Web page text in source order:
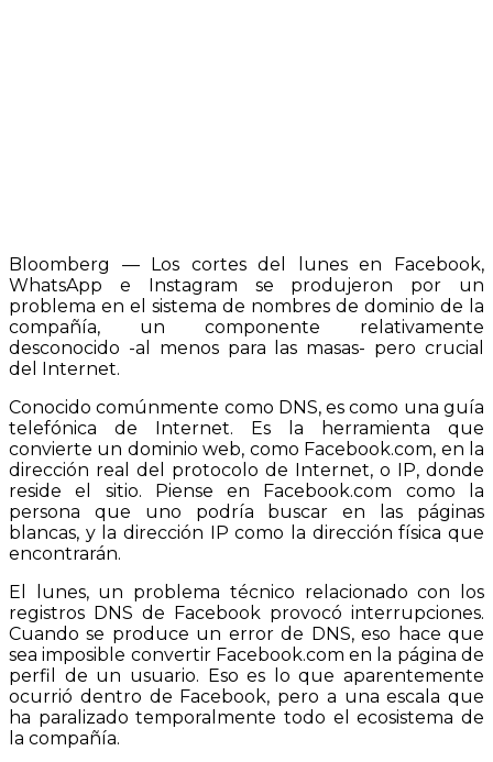
Bloomberg — Los cortes del lunes en Facebook,
WhatsApp e Instagram se produjeron por un
problema en el sistema de nombres de dominio de la
compañía, un componente relativamente
desconocido -al menos para las masas- pero crucial
del Internet.
Conocido comúnmente como DNS, es como una guía
telefónica de Internet. Es la herramienta que
convierte un dominio web, como Facebook.com, en la
dirección real del protocolo de Internet, o IP, donde
reside el sitio. Piense en Facebook.com como la
persona que uno podría buscar en las páginas
blancas, y la dirección IP como la dirección física que
encontrarán.
El lunes, un problema técnico relacionado con los
registros DNS de Facebook provocó interrupciones.
Cuando se produce un error de DNS, eso hace que
sea imposible convertir Facebook.com en la página de
perfil de un usuario. Eso es lo que aparentemente
ocurrió dentro de Facebook, pero a una escala que
ha paralizado temporalmente todo el ecosistema de
la compañía.